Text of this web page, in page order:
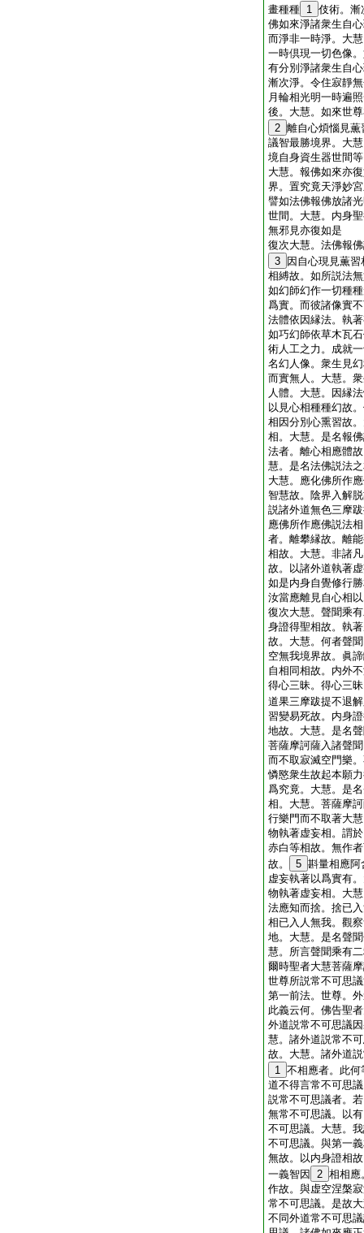
畫種種 1 伎術。漸
佛如來淨諸衆生自
而淨非一時淨。大
一時倶現一切色像
有分別淨諸衆生自
漸次淨。令住寂靜
月輪相光明一時遍
後。大慧。如來世
2 離自心煩惱見
議智最勝境界。大
境自身資生器世間
大慧。報佛如來亦
界。置究竟天淨妙
譬如法佛報佛放諸
世間。大慧。内身
無邪見亦復如是
復次大慧。法佛報
3
因自心現見薫
相縛故。如所説法
如幻師幻作一切種
爲實。而彼諸像實
法體依因縁法。執
如巧幻師依草木瓦
術人工之力。成就
名幻人像。衆生見
而實無人。大慧。
人體。大慧。因縁
以見心相種種幻故
相因分別心熏習故
相。大慧。是名報
法者。離心相應體
慧。是名法佛説法
大慧。應化佛所作
智慧故。陰界入解
説諸外道無色三摩
應佛所作應佛説法
者。離攀縁故。離
相故。大慧。非諸
故。以諸外道執著
如是内身自覺修行
汝當應離見自心相
復次大慧。聲聞乘
身證得聖相故。執
故。大慧。何者聲
空無我境界故。眞
自相同相故。内外
得心三昧。得心三
道果三摩跋提不退
習變易死故。内身
地故。大慧。是名
菩薩摩訶薩入諸聲
而不取寂滅空門樂
憐愍衆生故起本願
爲究竟。大慧。是
相。大慧。菩薩摩
行樂門而不取著大
物執著虚妄相。謂
赤白等相故。無作
故。
5 斟量相應阿
虚妄執著以爲實有
物執著虚妄相。大
法應知而捨。捨已
相已入人無我。觀
地。大慧。是名聲
慧。所言聲聞乘有
爾時聖者大慧菩薩
世尊所説常不可思
第一前法。世尊。
此義云何。佛告聖
外道説常不可思議
慧。諸外道説常不
故。大慧。諸外道
1 不相應者。此
道不得言常不可思
説常不可思議者。
無常不可思議。以
不可思議。大慧。
不可思議。與第一
無故。以内身證相
一義智因
2 相相應
作故。與虚空涅槃
常不可思議。是故
不同外道常不可思